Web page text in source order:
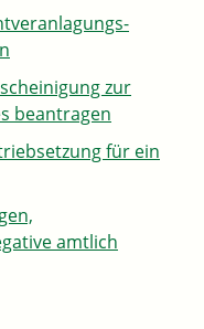
zur
beantragen
für ein
amtlich